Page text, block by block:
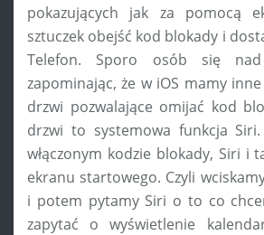
pokazujących jak za pomocą
sztuczek obejść kod blokady i
Telefon. Sporo osób się
zapominając, że w iOS mamy
drzwi pozwalające omijać kod
drzwi to systemowa funkcja
włączonym kodzie blokady, Siri i
ekranu startowego. Czyli
i potem pytamy Siri o to co
zapytać o wyświetlenie